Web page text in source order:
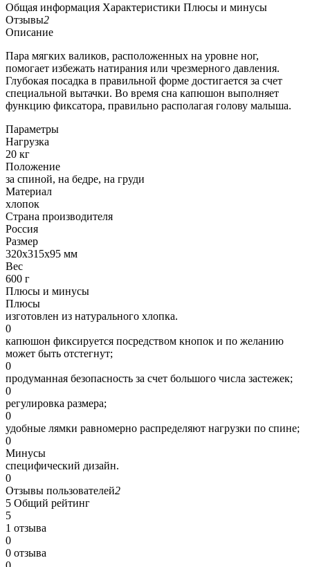
Общая информация Характеристики Плюсы и минусы
Отзывы2
Описание
Пара мягких валиков, расположенных на уровне ног,
помогает избежать натирания или чрезмерного давления.
Глубокая посадка в правильной форме достигается за счет
специальной вытачки. Во время сна капюшон выполняет
функцию фиксатора, правильно располагая голову малыша.
Параметры
Нагрузка
20 кг
Положение
за спиной, на бедре, на груди
Материал
хлопок
Страна производителя
Россия
Размер
320х315х95 мм
Вес
600 г
Плюсы и минусы
Плюсы
изготовлен из натурального хлопка.
0
капюшон фиксируется посредством кнопок и по желанию
может быть отстегнут;
0
продуманная безопасность за счет большого числа застежек;
0
регулировка размера;
0
удобные лямки равномерно распределяют нагрузки по спине;
0
Минусы
специфический дизайн.
0
Отзывы пользователей2
5 Общий рейтинг
5
1 отзыва
0
0 отзыва